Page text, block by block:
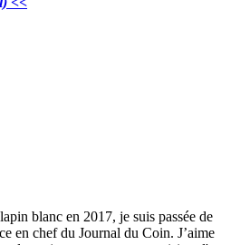
blanc en 2017, je suis passée de
en chef du Journal du Coin. J’aime